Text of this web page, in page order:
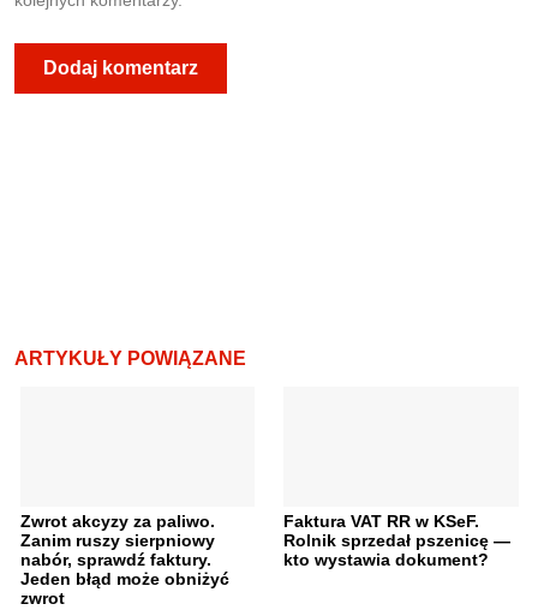
ARTYKUŁY POWIĄZANE
Zwrot akcyzy za paliwo.
Zanim ruszy sierpniowy
nabór, sprawdź faktury.
Jeden błąd może obniżyć
zwrot
Faktura VAT RR w KSeF.
Rolnik sprzedał pszenicę —
kto wystawia dokument?